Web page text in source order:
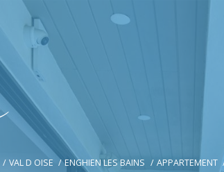
VAL D OISE ENGHIEN LES BAINS APPARTEMENT